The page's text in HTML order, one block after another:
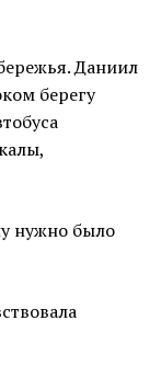
Даниил
берегу
нужно было